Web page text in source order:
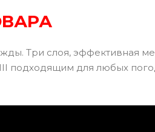
Три слоя, эффективная
подходящим для любых